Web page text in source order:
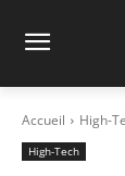
Accueil High-
High-Tech